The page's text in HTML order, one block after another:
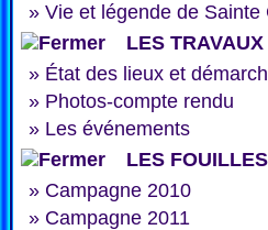
» Vie et légende de Sainte
LES
» État des lieux et
» Photos-compte rendu
» Les événements
LES
» Campagne 2010
» Campagne 2011